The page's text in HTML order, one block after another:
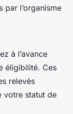
par l’organisme
à l’avance
éligibilité. Ces
relevés
votre statut de